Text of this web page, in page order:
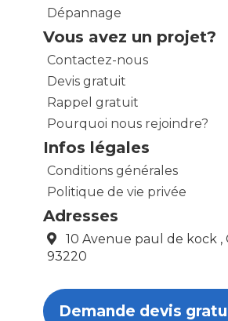
Dépannage
Vous avez un projet?
Contactez-nous
Devis gratuit
Rappel gratuit
Pourquoi nous rejoindre?
Infos légales
Conditions générales
Politique de vie privée
Adresses
10 Avenue paul de kock ,
93220
Demande devis